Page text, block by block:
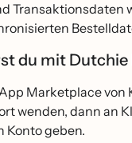
Transaktionsdaten
du mit Dutchie
Marketplace von
wenden, dann an
Konto geben.